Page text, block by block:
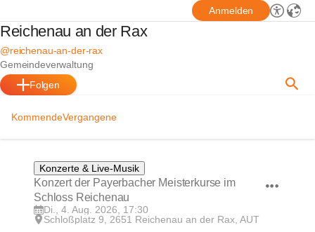
Anmelden
Reichenau an der Rax
@reichenau-an-der-rax
Gemeindeverwaltung
Folgen
KommendeVergangene
4
AUG
Konzerte & Live-Musik
Konzert der Payerbacher Meisterkurse im
Schloss Reichenau
Di., 4. Aug. 2026, 17:30
Schloßplatz 9, 2651 Reichenau an der Rax, AUT